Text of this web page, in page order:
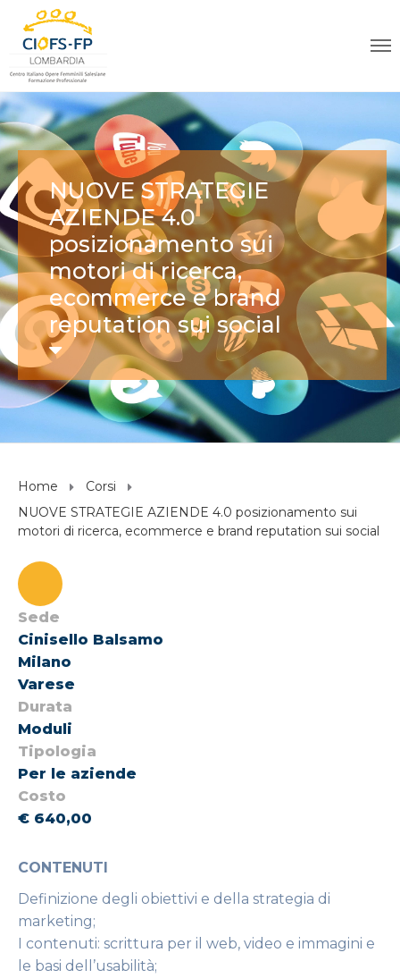
NUOVE STRATEGIE
AZIENDE 4.0
posizionamento sui
motori di ricerca,
ecommerce e brand
reputation sui social
Home
Corsi
NUOVE STRATEGIE AZIENDE 4.0 posizionamento sui
motori di ricerca, ecommerce e brand reputation sui social
Sede
Cinisello Balsamo
Milano
Varese
Durata
Moduli
Tipologia
Per le aziende
Costo
€ 640,00
CONTENUTI
Definizione degli obiettivi e della strategia di
marketing;
I contenuti: scrittura per il web, video e immagini e
le basi dell’usabilità;